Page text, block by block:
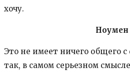
хочу.
Ноумен
Это не имеет ничего общего
так, в самом серьезном